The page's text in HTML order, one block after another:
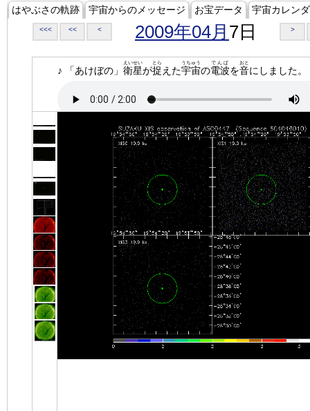
はやぶさの軌跡 宇宙からのメッセージ お宝データ 宇宙カレン
<<< << < 2009年04月 7日 >
♪ 「あけぼの」 衛星
えいせい
が捉
とら
えた宇宙
うちゅう
の電波
でんぱ
を音
おと
にしました。